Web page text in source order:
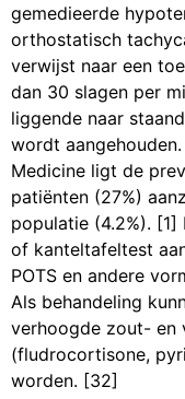
gemedieerde
orthostatisch
verwijst naar een
dan 30 slagen per
liggende naar
wordt
Medicine ligt de
patiënten (27%)
populatie (4.2%).
of kanteltafeltest
POTS en andere
Als behandeling
verhoogde zout- en
(fludrocortisone,
worden. [32]